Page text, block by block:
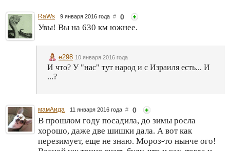
RaWs 9 января 2016 года # 0
Увы! Вы на 630 км южнее.
e298 10 января 2016 года
И что? У "нас" тут народ и с Израиля есть... И
...?
мамАида 11 января 2016 года # 0
В прошлом году посадила, до зимы росла
хорошо, даже две шишки дала. А вот как
перезимует, еще не знаю. Мороз-то нынче ого!